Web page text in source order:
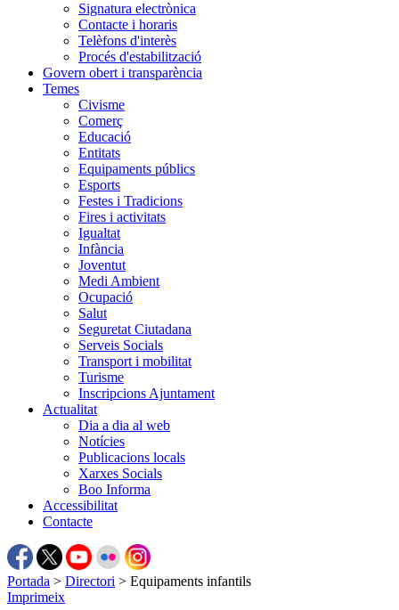
Signatura electrònica
Contacte i horaris
Telèfons d'interès
Procés d'estabilització
Govern obert i transparència
Temes
Civisme
Comerç
Educació
Entitats
Equipaments públics
Esports
Festes i Tradicions
Fires i activitats
Igualtat
Infància
Joventut
Medi Ambient
Ocupació
Salut
Seguretat Ciutadana
Serveis Socials
Transport i mobilitat
Turisme
Inscripcions Ajuntament
Actualitat
Dia a dia al web
Notícies
Publicacions locals
Xarxes Socials
Boo Informa
Accessibilitat
Contacte
Portada > Directori > Equipaments infantils
Imprimeix